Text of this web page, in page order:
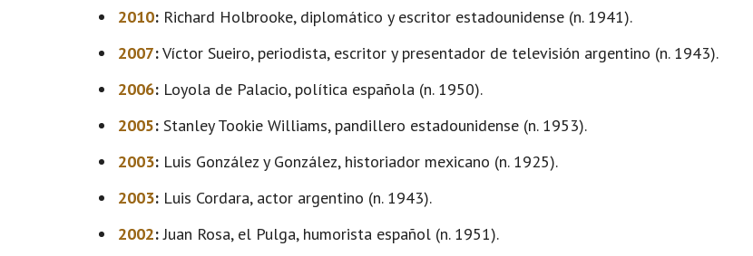
2010: Richard Holbrooke, diplomático y escritor estadounidense (n. 1941).​
2007:Víctor Sueiro, periodista, escritor y presentador de televisión argentino (n. 1943).
2006: Loyola de Palacio, política española (n. 1950).
2005: Stanley Tookie Williams, pandillero estadounidense (n. 1953).
2003: Luis González y González, historiador mexicano (n. 1925).
2003: Luis Cordara, actor argentino (n. 1943).
2002:Juan Rosa, el Pulga, humorista español (n. 1951).